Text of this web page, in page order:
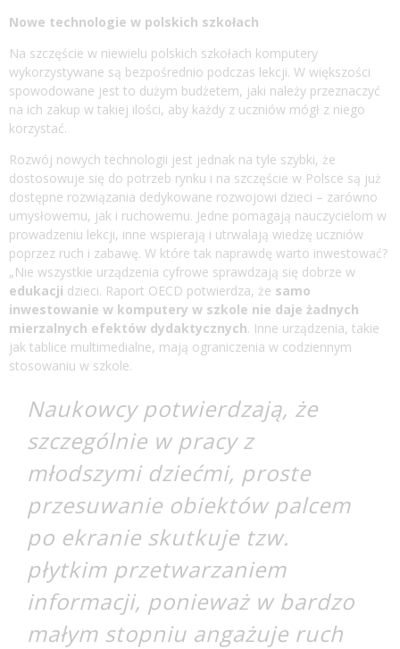
Nowe technologie w polskich szkołach
Na szczęście w niewielu polskich szkołach komputery
wykorzystywane są bezpośrednio podczas lekcji. W większości
spowodowane jest to dużym budżetem, jaki należy przeznaczyć
na ich zakup w takiej ilości, aby każdy z uczniów mógł z niego
korzystać.
Rozwój nowych technologii jest jednak na tyle szybki, że
dostosowuje się do potrzeb rynku i na szczęście w Polsce są już
dostępne rozwiązania dedykowane rozwojowi dzieci – zarówno
umysłowemu, jak i ruchowemu. Jedne pomagają nauczycielom w
prowadzeniu lekcji, inne wspierają i utrwalają wiedzę uczniów
poprzez ruch i zabawę. W które tak naprawdę warto inwestować?
„Nie wszystkie urządzenia cyfrowe sprawdzają się dobrze w
edukacji dzieci. Raport OECD potwierdza, że samo
inwestowanie w komputery w szkole nie daje żadnych
mierzalnych efektów dydaktycznych. Inne urządzenia, takie
jak tablice multimedialne, mają ograniczenia w codziennym
stosowaniu w szkole.
Naukowcy potwierdzają, że
szczególnie w pracy z
młodszymi dziećmi, proste
przesuwanie obiektów palcem
po ekranie skutkuje tzw.
płytkim przetwarzaniem
informacji, ponieważ w bardzo
małym stopniu angażuje ruch